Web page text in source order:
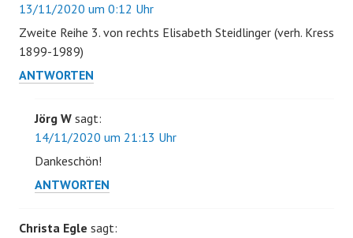
13/11/2020 um 0:12 Uhr
Zweite Reihe 3. von rechts Elisabeth Steidlinger (verh. Kress
1899-1989)
ANTWORTEN
Jörg W sagt:
14/11/2020 um 21:13 Uhr
Dankeschön!
ANTWORTEN
Christa Egle sagt: